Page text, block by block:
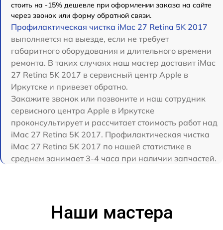
стоить на -15% дешевле при оформлении заказа на сайте
через звонок или форму обратной связи.
Профилактическая чистка iMac 27 Retina 5K 2017
выполняется на выезде, если не требует
габаритного оборудования и длительного времени
ремонта. В таких случаях наш мастер доставит iMac
27 Retina 5K 2017 в сервисный центр Apple в
Иркутске и привезет обратно.
Закажите звонок или позвоните и наш сотрудник
сервисного центра Apple в Иркутске
проконсультирует и рассчитает стоимость работ над
iMac 27 Retina 5K 2017. Профилактическая чистка
iMac 27 Retina 5K 2017 по нашей статистике в
среднем занимает 3-4 часа при наличии запчастей.
Наши мастера